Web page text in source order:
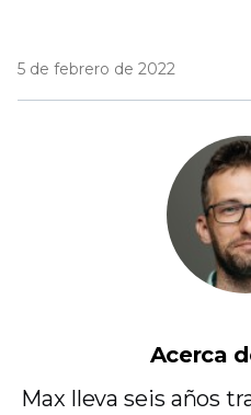
5 de febrero de 2022
Acerca
Max lleva seis años